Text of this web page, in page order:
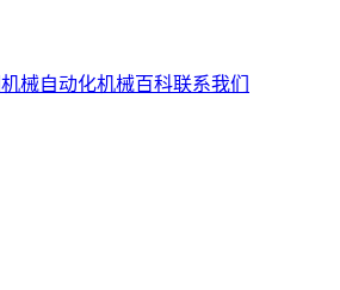
机械自动化机械百科联系我们